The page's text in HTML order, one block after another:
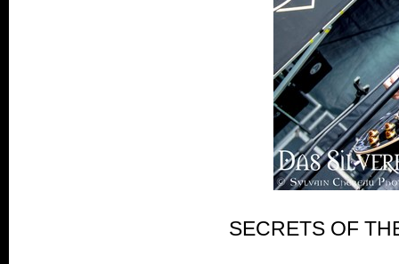
SECRETS OF